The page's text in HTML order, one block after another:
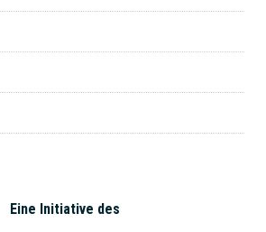
Eine Initiative des